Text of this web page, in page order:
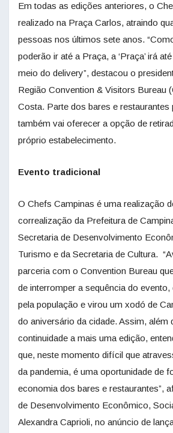
Em todas as edições anteriores, o
realizado na Praça Carlos, atraindo
pessoas nos últimos sete anos.
poderão ir até a Praça, a ‘Praça’ irá
meio do delivery”, destacou o
Região Convention & Visitors Bureau
Costa. Parte dos bares e restaurantes
também vai oferecer a opção de
próprio estabelecimento.
Evento tradicional
O Chefs Campinas é uma realização
correalização da Prefeitura de
Secretaria de Desenvolvimento
Turismo e da Secretaria de Cultura.
parceria com o Convention Bureau
de interromper a sequência do
pela população e virou um xodó de
do aniversário da cidade. Assim, além
continuidade a mais uma edição,
que, neste momento difícil que
da pandemia, é uma oportunidade de
economia dos bares e restaurantes”,
de Desenvolvimento Econômico,
Alexandra Caprioli, no anúncio de